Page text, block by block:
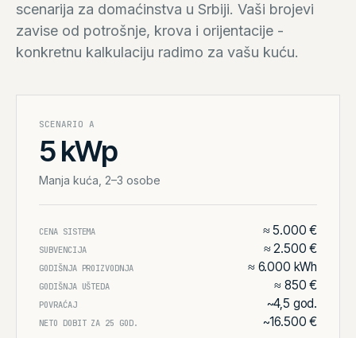
scenarija za domaćinstva u Srbiji. Vaši brojevi
zavise od potrošnje, krova i orijentacije -
konkretnu kalkulaciju radimo za vašu kuću.
SCENARIO A
5 kWp
Manja kuća, 2–3 osobe
CENA SISTEMA ≈ 5.000 €
SUBVENCIJA ≈ 2.500 €
GODIŠNJA PROIZVODNJA ≈ 6.000 kWh
GODIŠNJA UŠTEDA ≈ 850 €
POVRAĆAJ ~4,5 god.
NETO DOBIT ZA 25 GOD. ~16.500 €